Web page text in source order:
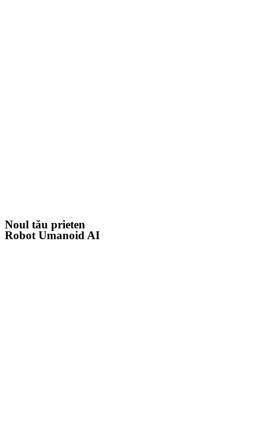
Noul tău prieten
Robot Umanoid AI